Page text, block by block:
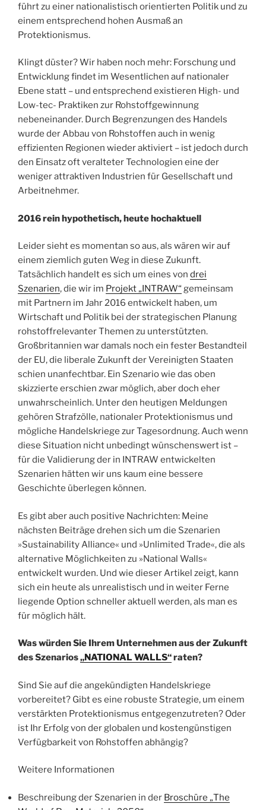
führt zu einer nationalistisch orientierten Politik und zu
einem entsprechend hohen Ausmaß an
Protektionismus.
Klingt düster? Wir haben noch mehr: Forschung und
Entwicklung findet im Wesentlichen auf nationaler
Ebene statt – und entsprechend existieren High- und
Low-tec- Praktiken zur Rohstoffgewinnung
nebeneinander. Durch Begrenzungen des Handels
wurde der Abbau von Rohstoffen auch in wenig
effizienten Regionen wieder aktiviert – ist jedoch durch
den Einsatz oft veralteter Technologien eine der
weniger attraktiven Industrien für Gesellschaft und
Arbeitnehmer.
2016 rein hypothetisch, heute hochaktuell
Leider sieht es momentan so aus, als wären wir auf
einem ziemlich guten Weg in diese Zukunft.
Tatsächlich handelt es sich um eines von drei
Szenarien, die wir im Projekt „INTRAW“ gemeinsam
mit Partnern im Jahr 2016 entwickelt haben, um
Wirtschaft und Politik bei der strategischen Planung
rohstoffrelevanter Themen zu unterstützten.
Großbritannien war damals noch ein fester Bestandteil
der EU, die liberale Zukunft der Vereinigten Staaten
schien unanfechtbar. Ein Szenario wie das oben
skizzierte erschien zwar möglich, aber doch eher
unwahrscheinlich. Unter den heutigen Meldungen
gehören Strafzölle, nationaler Protektionismus und
mögliche Handelskriege zur Tagesordnung. Auch wenn
diese Situation nicht unbedingt wünschenswert ist –
für die Validierung der in INTRAW entwickelten
Szenarien hätten wir uns kaum eine bessere
Geschichte überlegen können.
Es gibt aber auch positive Nachrichten: Meine
nächsten Beiträge drehen sich um die Szenarien
»Sustainability Alliance« und »Unlimited Trade«, die als
alternative Möglichkeiten zu »National Walls«
entwickelt wurden. Und wie dieser Artikel zeigt, kann
sich ein heute als unrealistisch und in weiter Ferne
liegende Option schneller aktuell werden, als man es
für möglich hält.
Was würden Sie Ihrem Unternehmen aus der Zukunft
des Szenarios„NATIONAL WALLS“raten?
Sind Sie auf die angekündigten Handelskriege
vorbereitet? Gibt es eine robuste Strategie, um einem
verstärkten Protektionismus entgegenzutreten? Oder
ist Ihr Erfolg von der globalen und kostengünstigen
Verfügbarkeit von Rohstoffen abhängig?
Weitere Informationen
Beschreibung der Szenarien in der Broschüre „The